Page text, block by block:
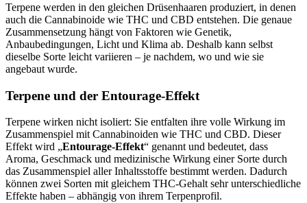
Terpene werden in den gleichen Drüsenhaaren produziert, in denen
auch die Cannabinoide wie THC und CBD entstehen. Die genaue
Zusammensetzung hängt von Faktoren wie Genetik,
Anbaubedingungen, Licht und Klima ab. Deshalb kann selbst
dieselbe Sorte leicht variieren – je nachdem, wo und wie sie
angebaut wurde.
Terpene und der Entourage-Effekt
Terpene wirken nicht isoliert: Sie entfalten ihre volle Wirkung im
Zusammenspiel mit Cannabinoiden wie THC und CBD. Dieser
Effekt wird „Entourage-Effekt“ genannt und bedeutet, dass
Aroma, Geschmack und medizinische Wirkung einer Sorte durch
das Zusammenspiel aller Inhaltsstoffe bestimmt werden. Dadurch
können zwei Sorten mit gleichem THC-Gehalt sehr unterschiedliche
Effekte haben – abhängig von ihrem Terpenprofil.